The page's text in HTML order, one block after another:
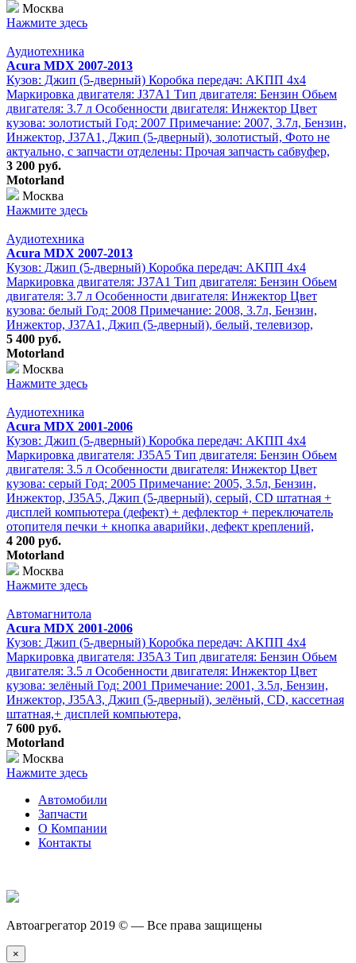
Москва
Нажмите здесь
Аудиотехника
Acura MDX 2007-2013
Кузов: Джип (5-дверный) Коробка передач: АKПП 4х4
Маркировка двигателя: J37A1 Тип двигателя: Бензин Обьем
двигателя: 3.7 л Особенности двигателя: Инжектор Цвет
кузова: золотистый Год: 2007 Примечание: 2007, 3.7л, Бензин,
Инжектор, J37A1, Джип (5-дверный), золотистый, Фото не
актуально, с запчасти отделены: Прочая запчасть сабвуфер,
3 200 руб.
Motorland
Москва
Нажмите здесь
Аудиотехника
Acura MDX 2007-2013
Кузов: Джип (5-дверный) Коробка передач: АKПП 4х4
Маркировка двигателя: J37A1 Тип двигателя: Бензин Обьем
двигателя: 3.7 л Особенности двигателя: Инжектор Цвет
кузова: белый Год: 2008 Примечание: 2008, 3.7л, Бензин,
Инжектор, J37A1, Джип (5-дверный), белый, телевизор,
5 400 руб.
Motorland
Москва
Нажмите здесь
Аудиотехника
Acura MDX 2001-2006
Кузов: Джип (5-дверный) Коробка передач: АKПП 4х4
Маркировка двигателя: J35A5 Тип двигателя: Бензин Обьем
двигателя: 3.5 л Особенности двигателя: Инжектор Цвет
кузова: серый Год: 2005 Примечание: 2005, 3.5л, Бензин,
Инжектор, J35A5, Джип (5-дверный), серый, CD штатная +
дисплей компьютера (дефект) + дефлектор + переключатель
отопителя печки + кнопка аварийки, дефект креплений,
4 200 руб.
Motorland
Москва
Нажмите здесь
Автомагнитола
Acura MDX 2001-2006
Кузов: Джип (5-дверный) Коробка передач: АKПП 4х4
Маркировка двигателя: J35A3 Тип двигателя: Бензин Обьем
двигателя: 3.5 л Особенности двигателя: Инжектор Цвет
кузова: зелёный Год: 2001 Примечание: 2001, 3.5л, Бензин,
Инжектор, J35A3, Джип (5-дверный), зелёный, CD, кассетная
штатная,+ дисплей компьютера,
7 600 руб.
Motorland
Москва
Нажмите здесь
Автомобили
Запчасти
О Компании
Контакты
Автоагрегатор 2019 © — Все права защищены
×